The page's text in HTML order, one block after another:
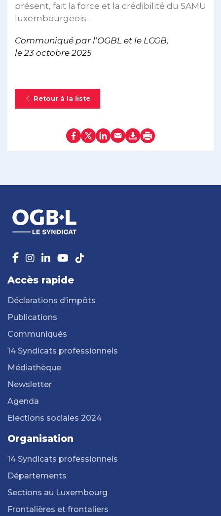
présent, fait la force et la crédibilité du SAMU
luxembourgeois.
Communiqué par l’OGBL et le LCGB,
le 23 octobre 2025
Retour à la liste
Accès rapide
Déclarations d’impôts
Publications
Communiqués
14 Syndicats professionnels
Médiathèque
Newsletter
Agenda
Elections sociales 2024
Organisation
14 Syndicats professionnels
Départements
Sections au Luxembourg
Frontalières et frontaliers